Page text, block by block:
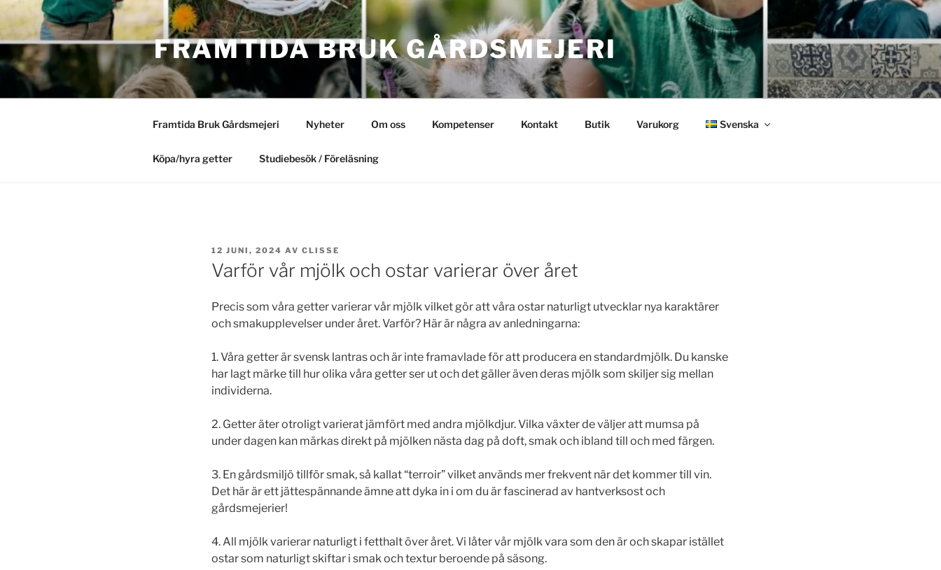
Hoppa
till
innehåll
FRAMTIDA BRUK GÅRDSMEJERI
Framtida Bruk Gårdsmejeri Nyheter Om oss Kompetenser Kontakt Butik Varukorg Svenska
Köpa/hyra getter Studiebesök / Föreläsning
PUBLICERAT
12 JUNI, 2024 AV CLISSE
Varför vår mjölk och ostar varierar över året
Precis som våra getter varierar vår mjölk vilket gör att våra ostar naturligt utvecklar nya karaktärer
och smakupplevelser under året. Varför? Här är några av anledningarna:
1. Våra getter är svensk lantras och är inte framavlade för att producera en standardmjölk. Du kanske
har lagt märke till hur olika våra getter ser ut och det gäller även deras mjölk som skiljer sig mellan
individerna.
2. Getter äter otroligt varierat jämfört med andra mjölkdjur. Vilka växter de väljer att mumsa på
under dagen kan märkas direkt på mjölken nästa dag på doft, smak och ibland till och med färgen.
3. En gårdsmiljö tillför smak, så kallat “terroir” vilket används mer frekvent när det kommer till vin.
Det här är ett jättespännande ämne att dyka in i om du är fascinerad av hantverksost och
gårdsmejerier!
4. All mjölk varierar naturligt i fetthalt över året. Vi låter vår mjölk vara som den är och skapar istället
ostar som naturligt skiftar i smak och textur beroende på säsong.